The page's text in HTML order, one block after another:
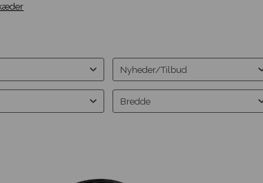
Nyheder/Tilbud
Bredde